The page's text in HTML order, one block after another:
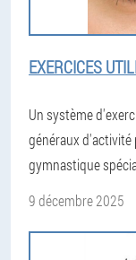
EXERCICES
Un système
généraux
gymnastique
9 décembre 2025